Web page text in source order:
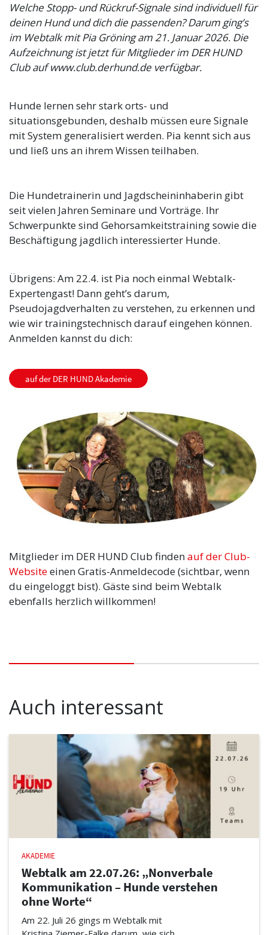
Welche Stopp- und Rückruf-Signale sind individuell für
deinen Hund und dich die passenden? Darum ging’s
im Webtalk mit Pia Gröning am 21. Januar 2026. Die
Aufzeichnung ist jetzt für Mitglieder im DER HUND
Club auf www.club.derhund.de verfügbar.
Hunde lernen sehr stark orts- und
situationsgebunden, deshalb müssen eure Signale
mit System generalisiert werden. Pia kennt sich aus
und ließ uns an ihrem Wissen teilhaben.
Die Hundetrainerin und Jagdscheininhaberin gibt
seit vielen Jahren Seminare und Vorträge. Ihr
Schwerpunkte sind Gehorsamkeitstraining sowie die
Beschäftigung jagdlich interessierter Hunde.
Übrigens: Am 22.4. ist Pia noch einmal Webtalk-
Expertengast! Dann geht’s darum,
Pseudojagdverhalten zu verstehen, zu erkennen und
wie wir trainingstechnisch darauf eingehen können.
Anmelden kannst du dich:
auf der DER HUND Akademie
Mitglieder im DER HUND Club findenauf der Club-
Websiteeinen Gratis-Anmeldecode (sichtbar, wenn
du eingeloggt bist). Gäste sind beim Webtalk
ebenfalls herzlich willkommen!
Auch interessant
AKADEMIE
Webtalk am 22.07.26: „Nonverbale
Kommunikation – Hunde verstehen
ohne Worte“
Am 22. Juli 26 gings m Webtalk mit